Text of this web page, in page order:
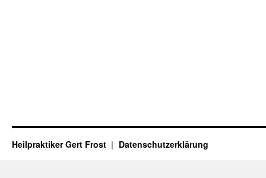
Heilpraktiker Gert Frost Datenschutzerklärung